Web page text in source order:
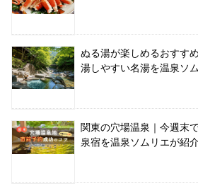
ぬる湯が楽しめるおすす
湯しやすい名湯を温泉ソ
関東の穴場温泉｜今週末
泉宿を温泉ソムリエが紹